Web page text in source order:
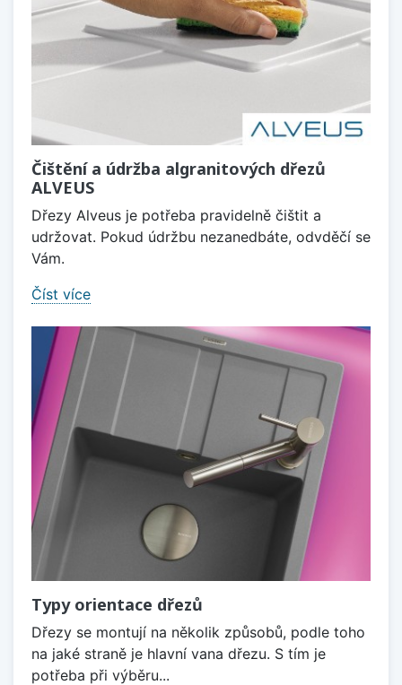
Čištění a údržba algranitových dřezů
ALVEUS
Dřezy Alveus je potřeba pravidelně čištit a
udržovat. Pokud údržbu nezanedbáte, odvděčí se
Vám.
Číst více
Typy orientace dřezů
Dřezy se montují na několik způsobů, podle toho
na jaké straně je hlavní vana dřezu. S tím je
potřeba při výběru...